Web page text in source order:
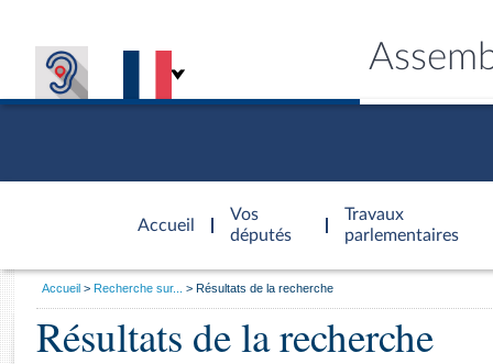
Accueil
d'accueil
Vos
députés
Travaux
parlementaires
Général
Vous
Accueil Recherche sur... Résultats de la recherche
Résultats de la recherche